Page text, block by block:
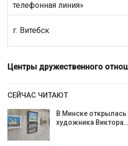
телефонная линия»
г. Витебск
Центры дружественного
СЕЙЧАС ЧИТАЮТ
В Минске открылась
художника Виктора…